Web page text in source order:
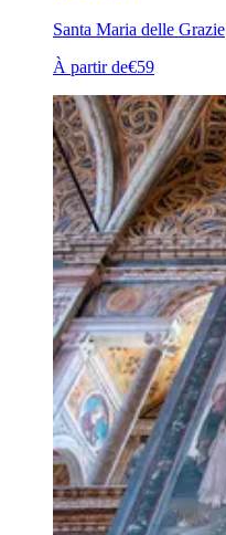
Santa Maria delle Grazie
À partir de€59